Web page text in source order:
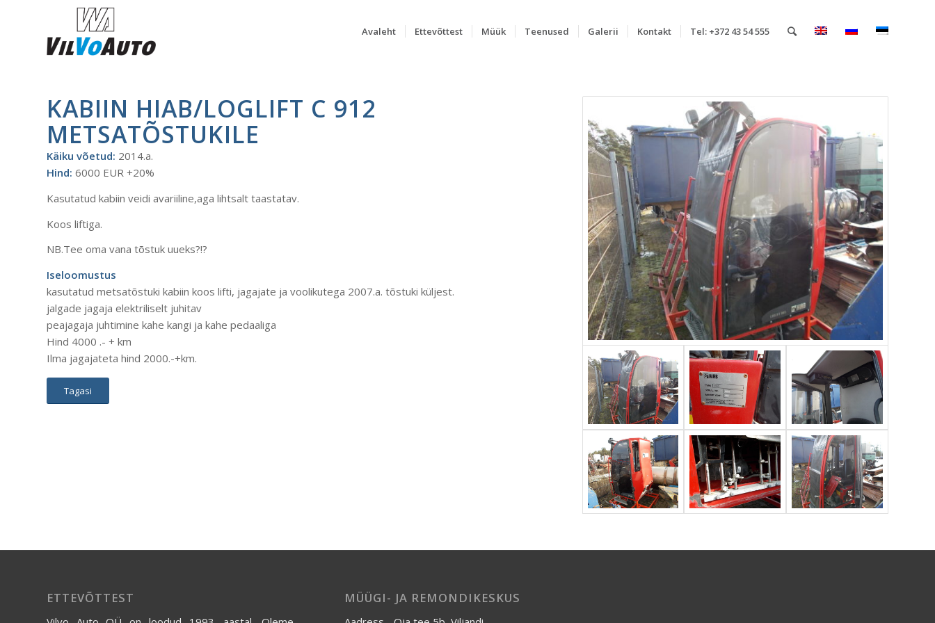
Avaleht Ettevõttest Müük Teenused Galerii Kontakt Tel: +372 43 54 555
KABIIN HIAB/LOGLIFT C 912
METSATÕSTUKILE
Käiku võetud: 2014.a.
Hind: 6000 EUR +20%
Kasutatud kabiin veidi avariiline,aga lihtsalt taastatav.
Koos liftiga.
NB.Tee oma vana tõstuk uueks?!?
Iseloomustus
kasutatud metsatõstuki kabiin koos lifti, jagajate ja voolikutega 2007.a. tõstuki küljest.
jalgade jagaja elektriliselt juhitav
peajagaja juhtimine kahe kangi ja kahe pedaaliga
Hind 4000 .- + km
Ilma jagajateta hind 2000.-+km.
Tagasi
ETTEVÕTTEST MÜÜGI- JA REMONDIKESKUS